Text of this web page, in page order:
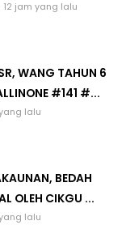
jam yang lalu
WANG TAHUN 6
#141 #...
lalu
BEDAH
OLEH CIKGU ...
lalu